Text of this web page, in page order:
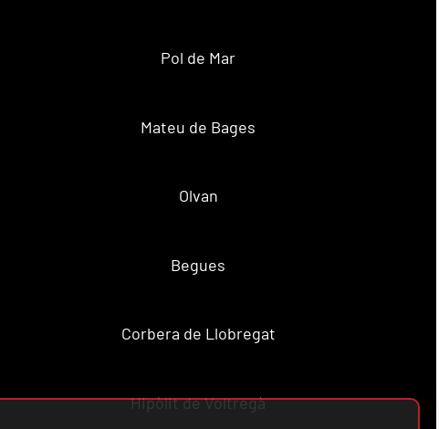
Pol de Mar
Mateu de Bages
Olvan
Begues
Corbera de Llobregat
Hipòlit de Voltregà